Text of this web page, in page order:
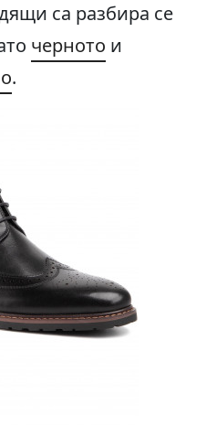
са разбира се
черното и
.